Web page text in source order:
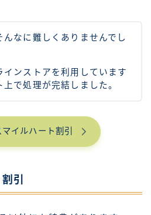
んなに難しくありませんでし
インストアを利用しています
上で処理が完結しました。
イルハート割引
引